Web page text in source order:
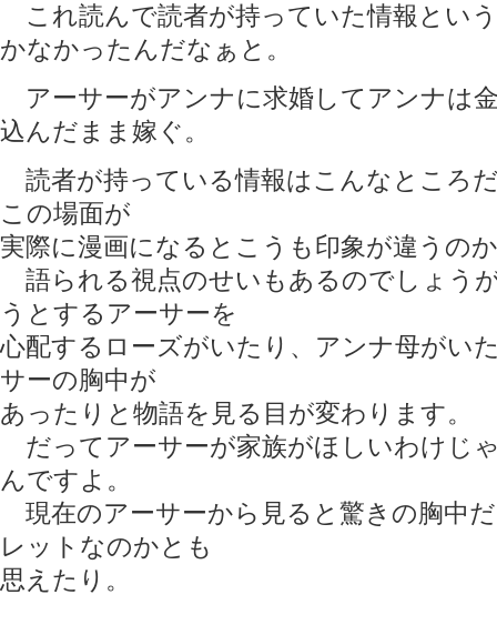
これ読んで読者が持っていた情報とい
かなかったんだなぁと。
アーサーがアンナに求婚してアンナは
込んだまま嫁ぐ。
読者が持っている情報はこんなところ
この場面が
実際に漫画になるとこうも印象が違うの
語られる視点のせいもあるのでしょう
うとするアーサーを
心配するローズがいたり、アンナ母がい
サーの胸中が
あったりと物語を見る目が変わります。
だってアーサーが家族がほしいわけじ
んですよ。
現在のアーサーから見ると驚きの胸中
レットなのかとも
思えたり。